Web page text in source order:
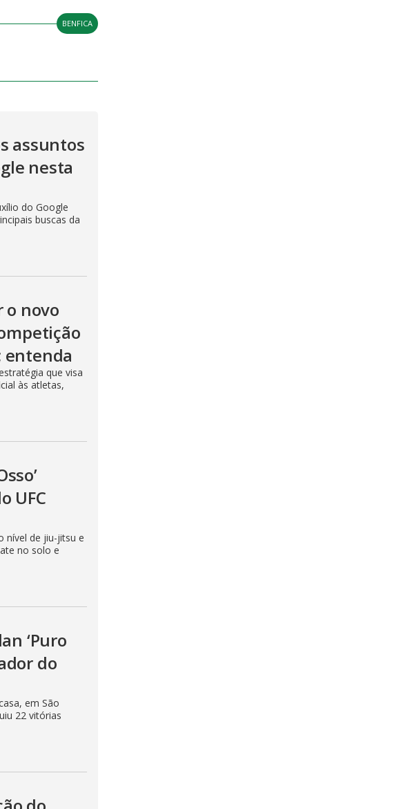
BENFICA
assuntos
nesta
do Google
buscas da
o novo
entenda
que visa
às atletas,
UFC
nível de jiu-jitsu e
no solo e
‘Puro
do
em São
22 vitórias